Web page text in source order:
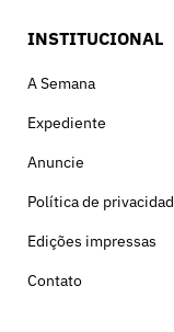
INSTITUCIONAL
A Semana
Expediente
Anuncie
Política de
Edições impressas
Contato